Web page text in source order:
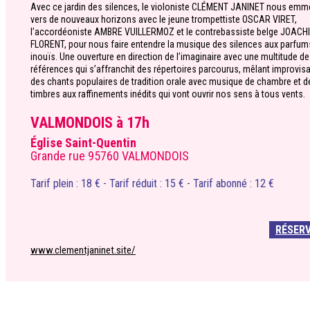
Avec ce jardin des silences, le violoniste CLÉMENT JANINET nous
vers de nouveaux horizons avec le jeune trompettiste OSCAR VIRET,
l’accordéoniste AMBRE VUILLERMOZ et le contrebassiste belge
FLORENT, pour nous faire entendre la musique des silences aux
inouïs. Une ouverture en direction de l’imaginaire avec une multitude de
références qui s’affranchit des répertoires parcourus, mêlant
des chants populaires de tradition orale avec musique de chambre et
timbres aux raffinements inédits qui vont ouvrir nos sens à tous vents.
VALMONDOIS à 17h
Église Saint-Quentin
Grande rue 95760 VALMONDOIS
Tarif plein : 18 € - Tarif réduit : 15 € - Tarif abonné : 12 €
www.clementjaninet.site/